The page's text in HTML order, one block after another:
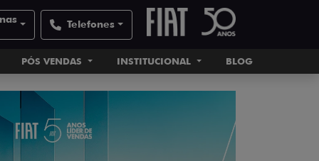
Telefones
PÓS VENDAS INSTITUCIONAL BLOG